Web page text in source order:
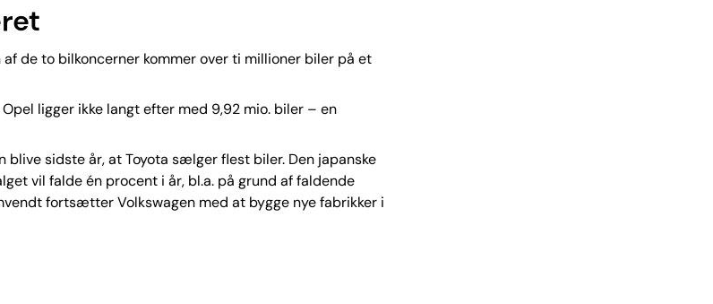
af de to bilkoncerner kommer over ti millioner biler på et
ligger ikke langt efter med 9,92 mio. biler – en
blive sidste år, at Toyota sælger flest biler. Den japanske
vil falde én procent i år, bl.a. på grund af faldende
fortsætter Volkswagen med at bygge nye fabrikker i